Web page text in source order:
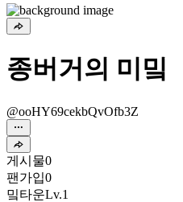
종버거의 미밐
@ooHY69cekbQvOfb3Z
게시물0
팬가입0
밐타운Lv.1